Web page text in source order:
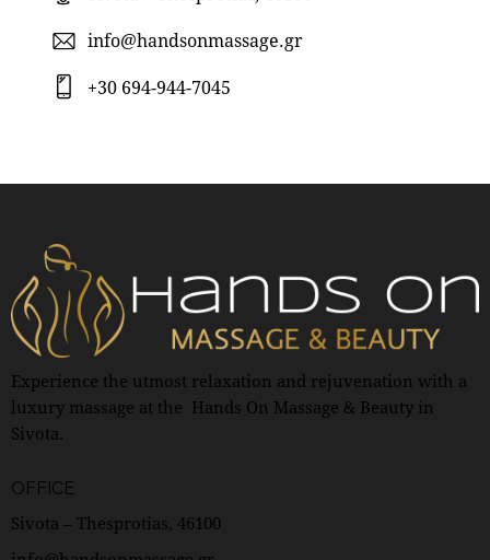
info@handsonmassage.gr
+30 694-944-7045
Experience the utmost relaxation and rejuvenation with a
luxury massage at the Hands On Massage & Beauty in
Sivota.
OFFICE
Sivota – Thesprotias, 46100